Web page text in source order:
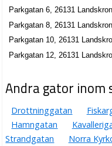
Mitt på Hven HB
0418-72019
Parkgatan 4 B, 26131 Landskrona
Mikael Tollesson
0435-91699
Ritas Rum
Rita Christina Nilsdotter
Parkgatan 6, 26131
Parkgatan 8, 26131
Parkgatan 10, 26131
Parkgatan 12, 26131
Andra gator inom
Drottninggatan
Hamngatan
Strandgatan
Norra